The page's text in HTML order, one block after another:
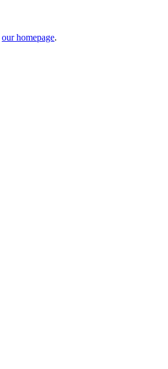
our homepage.